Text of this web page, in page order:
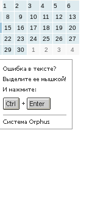
1 2 3 4 5
6
8 9 10 11 12
13
15 16 17 18 19
20
22 23 24 25 26
27
29 30 1 2 3 4